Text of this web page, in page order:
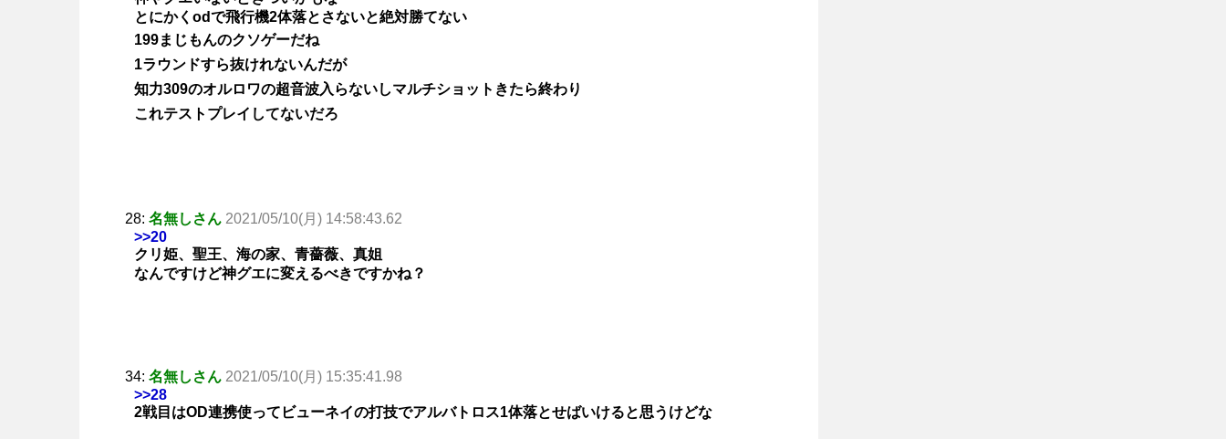
とにかくodで飛行機2体落とさないと絶対勝てない
199まじもんのクソゲーだね
1ラウンドすら抜けれないんだが
知力309のオルロワの超音波入らないしマルチショットきたら終わり
これテストプレイしてないだろ
28: 名無しさん 2021/05/10(月) 14:58:43.62
>>20
クリ姫、聖王、海の家、青薔薇、真姐
なんですけど神グエに変えるべきですかね？
34: 名無しさん 2021/05/10(月) 15:35:41.98
>>28
2戦目はOD連携使ってビューネイの打技でアルバトロス1体落とせばいけると思うけどな